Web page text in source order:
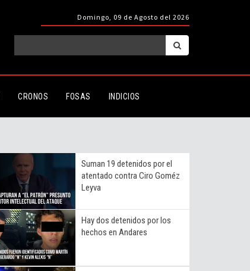
Domingo, 09 de Agosto del 2026
CRONOS FOSAS INDICIOS
Suman 19 detenidos por el
atentado contra Ciro Goméz
Leyva
Hay dos detenidos por los
hechos en Andares